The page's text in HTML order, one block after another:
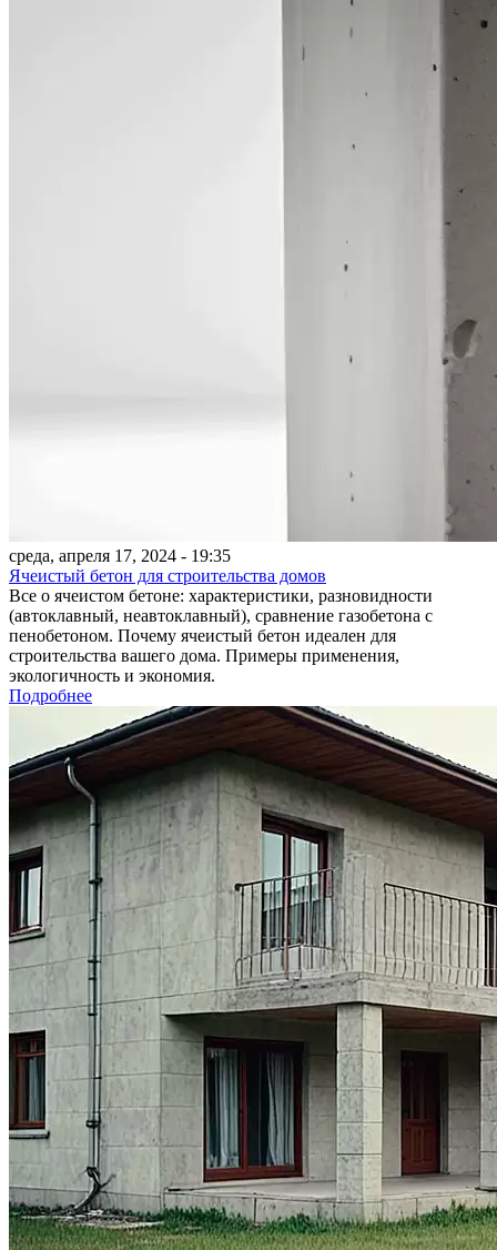
среда, апреля 17, 2024 - 19:35
Ячеистый бетон для строительства домов
Все о ячеистом бетоне: характеристики, разновидности
(автоклавный, неавтоклавный), сравнение газобетона с
пенобетоном. Почему ячеистый бетон идеален для
строительства вашего дома. Примеры применения,
экологичность и экономия.
Подробнее